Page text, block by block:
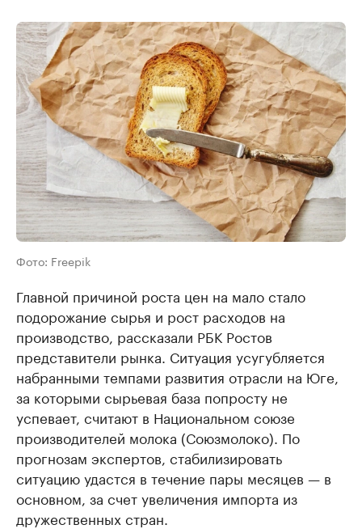
Фото: Freepik
Главной причиной роста цен на мало стало
подорожание сырья и рост расходов на
производство, рассказали РБК Ростов
представители рынка. Ситуация усугубляется
набранными темпами развития отрасли на Юге,
за которыми сырьевая база попросту не
успевает, считают в Национальном союзе
производителей молока (Союзмолоко). По
прогнозам экспертов, стабилизировать
ситуацию удастся в течение пары месяцев — в
основном, за счет увеличения импорта из
дружественных стран.